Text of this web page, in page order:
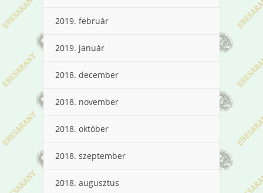
2019. február
2019. január
2018. december
2018. november
2018. október
2018. szeptember
2018. augusztus